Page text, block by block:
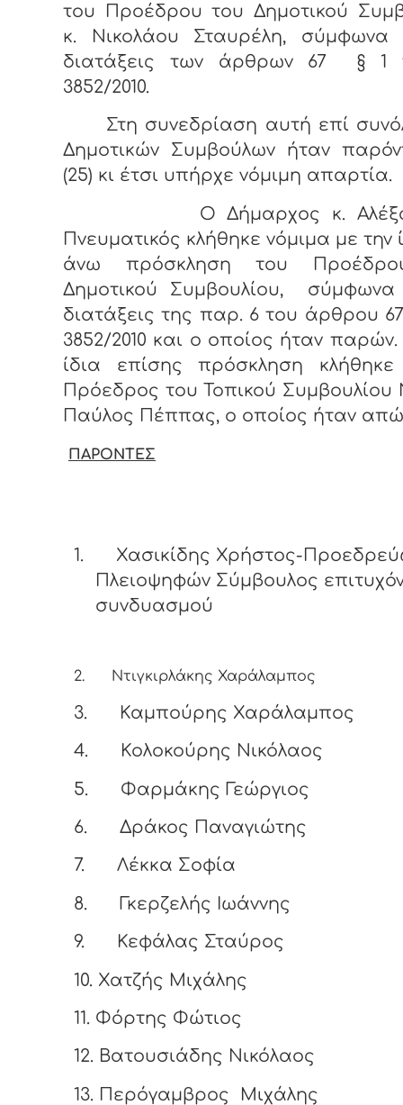
του Προέδρου του Δημοτικού
κ. Νικολάου Σταυρέλη, σύμφωνα
διατάξεις των άρθρων 67 § 1
3852/2010.
Στη συνεδρίαση αυτή επί
Δημοτικών Συμβούλων ήταν
(25) κι έτσι υπήρχε νόμιμη απαρτία.
Ο Δήμαρχος κ.
Πνευματικός κλήθηκε νόμιμα με την
άνω πρόσκληση του
Δημοτικού Συμβουλίου, σύμφωνα
διατάξεις της παρ. 6 του άρθρου
3852/2010 και ο οποίος ήταν
ίδια επίσης πρόσκληση
Πρόεδρος του Τοπικού Συμβουλίου
Παύλος Πέππας, ο οποίος ήταν
ΠΑΡΟΝΤΕΣ
1.
Χασικίδης Χρήστος-
Πλειοψηφών Σύμβουλος
συνδυασμού
2. Ντιγκιρλάκης Χαράλαμπος
3. Καμπούρης Χαράλαμπος
4. Κολοκούρης Νικόλαος
5. Φαρμάκης Γεώργιος
6. Δράκος Παναγιώτης
7. Λέκκα Σοφία
8. Γκερζελής Ιωάννης
9. Κεφάλας Σταύρος
10. Χατζής Μιχάλης
11. Φόρτης Φώτιος
12. Βατουσιάδης Νικόλαος
13. Περόγαμβρος Μιχάλης